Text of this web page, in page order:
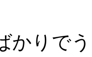
かりで